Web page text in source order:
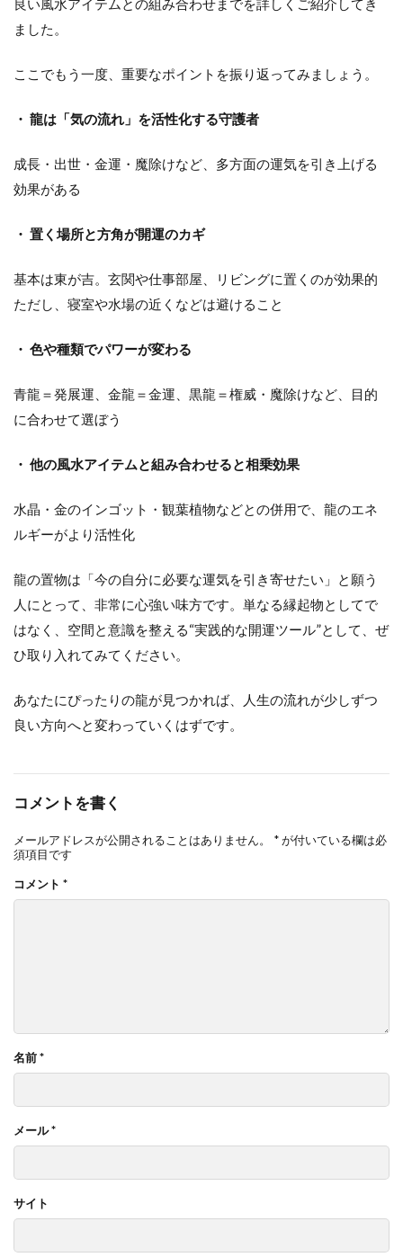
良い風水アイテムとの組み合わせまでを詳しくご紹介してき
ました。
ここでもう一度、重要なポイントを振り返ってみましょう。
・ 龍は「気の流れ」を活性化する守護者
成長・出世・金運・魔除けなど、多方面の運気を引き上げる
効果がある
・ 置く場所と方角が開運のカギ
基本は東が吉。玄関や仕事部屋、リビングに置くのが効果的
ただし、寝室や水場の近くなどは避けること
・ 色や種類でパワーが変わる
青龍＝発展運、金龍＝金運、黒龍＝権威・魔除けなど、目的
に合わせて選ぼう
・ 他の風水アイテムと組み合わせると相乗効果
水晶・金のインゴット・観葉植物などとの併用で、龍のエネ
ルギーがより活性化
龍の置物は「今の自分に必要な運気を引き寄せたい」と願う
人にとって、非常に心強い味方です。単なる縁起物としてで
はなく、空間と意識を整える“実践的な開運ツール”として、ぜ
ひ取り入れてみてください。
あなたにぴったりの龍が見つかれば、人生の流れが少しずつ
良い方向へと変わっていくはずです。
コメントを書く
メールアドレスが公開されることはありません。 *が付いている欄は必
須項目です
コメント *
名前*
メール*
サイト